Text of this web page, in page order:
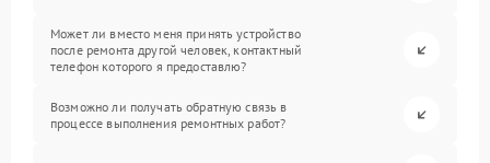
Может ли вместо меня принять устройство
после ремонта другой человек, контактный
телефон которого я предоставлю?
Возможно ли получать обратную связь в
процессе выполнения ремонтных работ?